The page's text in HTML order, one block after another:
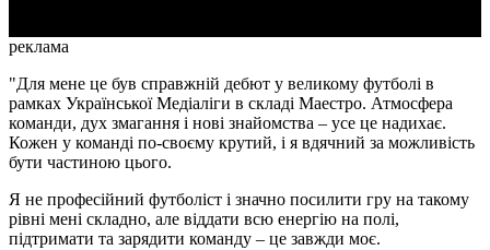
реклама
"Для мене це був справжній дебют у великому футболі в
рамках Української Медіаліги в складі Маестро. Атмосфера
команди, дух змагання і нові знайомства – усе це надихає.
Кожен у команді по-своєму крутий, і я вдячний за можливість
бути частиною цього.
Я не професійний футболіст і значно посилити гру на такому
рівні мені складно, але віддати всю енергію на полі,
підтримати та зарядити команду – це завжди моє.